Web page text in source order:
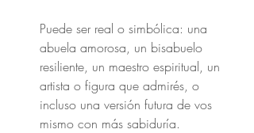
Puede ser real o simbólica: una
abuela amorosa, un bisabuelo
resiliente, un maestro espiritual, un
artista o figura que admirés, o
incluso una versión futura de vos
mismo con más sabiduría.